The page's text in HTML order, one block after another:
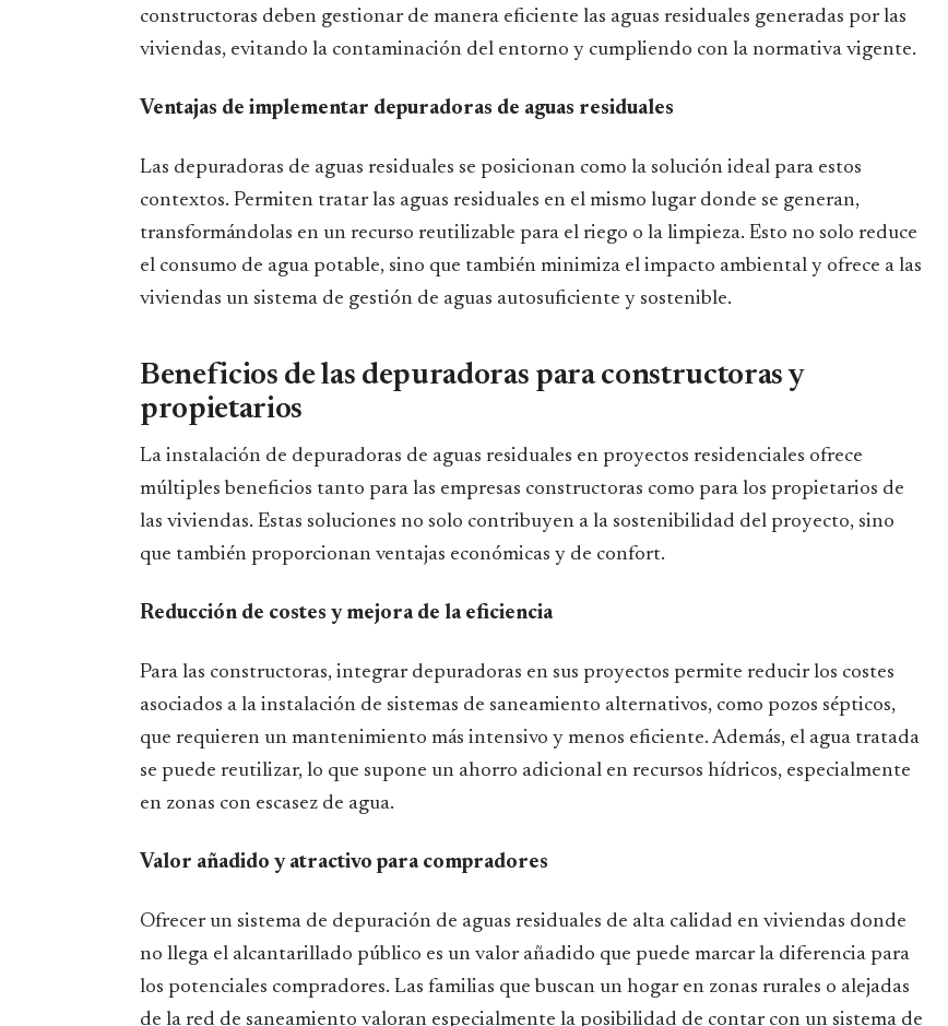
constructoras deben gestionar de manera eficiente las aguas residuales generadas por las
viviendas, evitando la contaminación del entorno y cumpliendo con la normativa vigente.
Ventajas de implementar depuradoras de aguas residuales
Las depuradoras de aguas residuales se posicionan como la solución ideal para estos
contextos. Permiten tratar las aguas residuales en el mismo lugar donde se generan,
transformándolas en un recurso reutilizable para el riego o la limpieza. Esto no solo reduce
el consumo de agua potable, sino que también minimiza el impacto ambiental y ofrece a las
viviendas un sistema de gestión de aguas autosuficiente y sostenible.
Beneficios de las depuradoras para constructoras y
propietarios
La instalación de depuradoras de aguas residuales en proyectos residenciales ofrece
múltiples beneficios tanto para las empresas constructoras como para los propietarios de
las viviendas. Estas soluciones no solo contribuyen a la sostenibilidad del proyecto, sino
que también proporcionan ventajas económicas y de confort.
Reducción de costes y mejora de la eficiencia
Para las constructoras, integrar depuradoras en sus proyectos permite reducir los costes
asociados a la instalación de sistemas de saneamiento alternativos, como pozos sépticos,
que requieren un mantenimiento más intensivo y menos eficiente. Además, el agua tratada
se puede reutilizar, lo que supone un ahorro adicional en recursos hídricos, especialmente
en zonas con escasez de agua.
Valor añadido y atractivo para compradores
Ofrecer un sistema de depuración de aguas residuales de alta calidad en viviendas donde
no llega el alcantarillado público es un valor añadido que puede marcar la diferencia para
los potenciales compradores. Las familias que buscan un hogar en zonas rurales o alejadas
de la red de saneamiento valoran especialmente la posibilidad de contar con un sistema de